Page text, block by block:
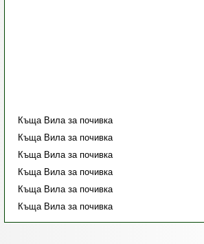
Къща Вила за почивка
Къща Вила за почивка
Къща Вила за почивка
Къща Вила за почивка
Къща Вила за почивка
Къща Вила за почивка